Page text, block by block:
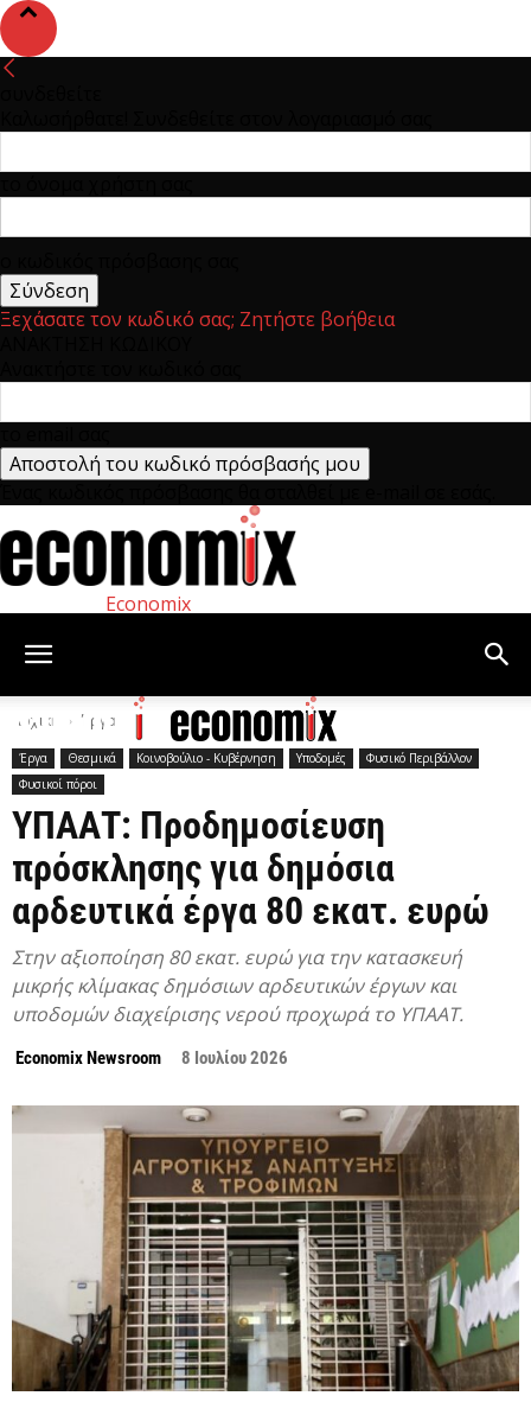
Ξεχάσατε τον κωδικό σας; Ζητήστε βοήθεια
Economix
Αρχική Έργα
Έργα Θεσμικά Κοινοβούλιο - Κυβέρνηση Υποδομές
Φυσικό Περιβάλλον
Φυσικοί πόροι
ΥΠΑΑΤ: Προδημοσίευση
πρόσκλησης για δημόσια
αρδευτικά έργα 80 εκατ. ευρώ
Στην αξιοποίηση 80 εκατ. ευρώ για την κατασκευή
μικρής κλίμακας δημόσιων αρδευτικών έργων και
υποδομών διαχείρισης νερού προχωρά το ΥΠΑΑΤ.
Economix Newsroom 8 Ιουλίου 2026